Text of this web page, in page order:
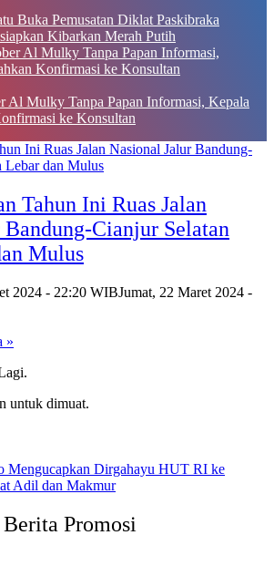
Buka Pemusatan Diklat Paskibraka
Kibarkan Merah Putih
Mulky Tanpa Papan Informasi, Kepala
ke Konsultan
Tahun Ini Ruas Jalan
Cianjur Selatan
Mulus
2024 - 22:20 WIBJumat, 22 Maret 2024 -
»
untuk dimuat.
Promosi